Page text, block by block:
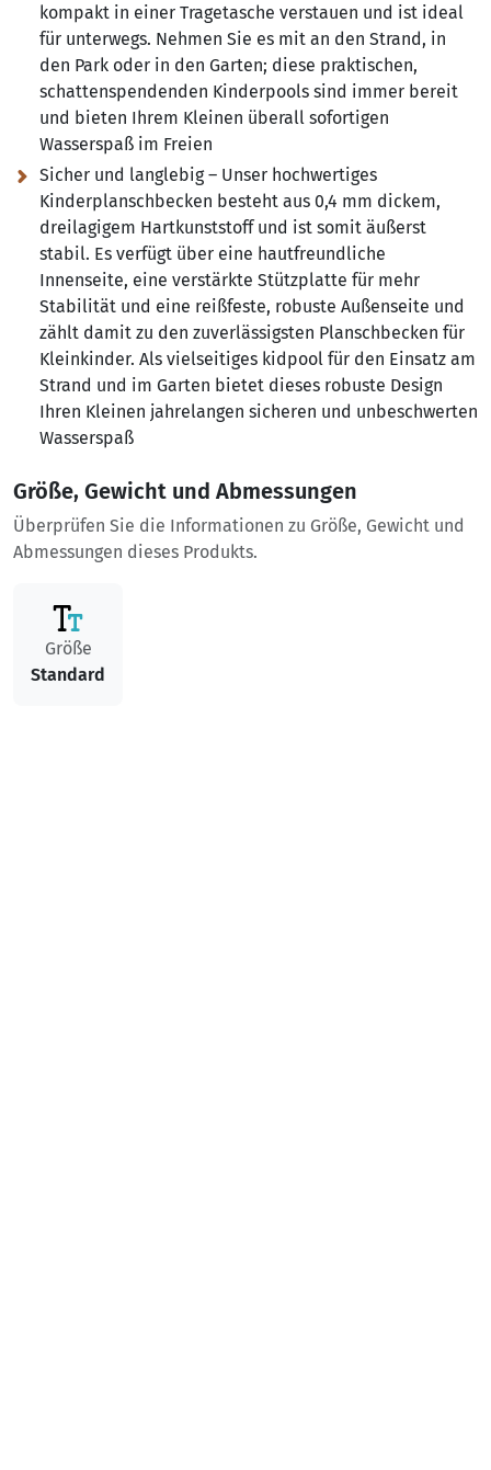
kompakt in einer Tragetasche verstauen und ist ideal
für unterwegs. Nehmen Sie es mit an den Strand, in
den Park oder in den Garten; diese praktischen,
schattenspendenden Kinderpools sind immer bereit
und bieten Ihrem Kleinen überall sofortigen
Wasserspaß im Freien
Sicher und langlebig – Unser hochwertiges
Kinderplanschbecken besteht aus 0,4 mm dickem,
dreilagigem Hartkunststoff und ist somit äußerst
stabil. Es verfügt über eine hautfreundliche
Innenseite, eine verstärkte Stützplatte für mehr
Stabilität und eine reißfeste, robuste Außenseite und
zählt damit zu den zuverlässigsten Planschbecken für
Kleinkinder. Als vielseitiges kidpool für den Einsatz am
Strand und im Garten bietet dieses robuste Design
Ihren Kleinen jahrelangen sicheren und unbeschwerten
Wasserspaß
Größe, Gewicht und Abmessungen
Überprüfen Sie die Informationen zu Größe, Gewicht und
Abmessungen dieses Produkts.
Größe
Standard